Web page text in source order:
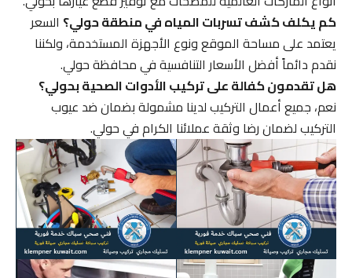
كم يكلف كشف تسربات المياه في منطقة حولي؟السعر
يعتمد على مساحة الموقع ونوع الأجهزة المستخدمة، ولكننا
نقدم دائماً أفضل الأسعار التنافسية في محافظة حولي.
هل تقدمون كفالة على تركيب الأدوات الصحية بحولي؟
نعم، جميع أعمال التركيب لدينا مشمولة بضمان ضد عيوب
التركيب لضمان رضا وثقة عملائنا الكرام في حولي.